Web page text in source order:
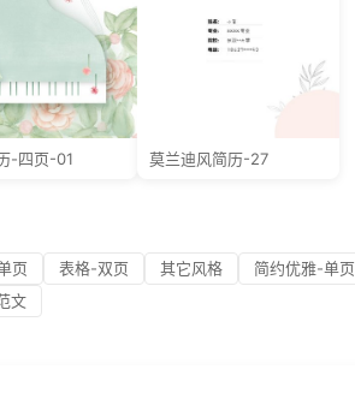
-四页-01 莫兰迪风简历-27
页 表格-双页 其它风格
简约优雅-单页
文